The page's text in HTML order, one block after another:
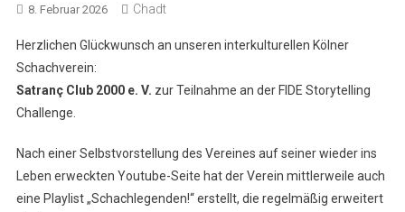
8. Februar 2026 Chadt
Herzlichen Glückwunsch an unseren interkulturellen Kölner
Schachverein:
Satranç Club 2000 e. V. zur Teilnahme an der FIDE Storytelling
Challenge.
Nach einer Selbstvorstellung des Vereines auf seiner wieder ins
Leben erweckten Youtube-Seite hat der Verein mittlerweile auch
eine Playlist „Schachlegenden!“ erstellt, die regelmäßig erweitert